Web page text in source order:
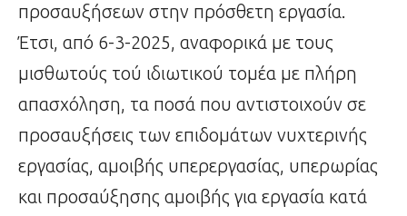
προσαυξήσεων στην πρόσθετη εργασία.
Έτσι, από 6-3-2025, αναφορικά με τους
μισθωτούς τού ιδιωτικού τομέα με πλήρη
απασχόληση, τα ποσά που αντιστοιχούν σε
προσαυξήσεις των επιδομάτων νυχτερινής
εργασίας, αμοιβής υπερεργασίας, υπερωρίας
και προσαύξησης αμοιβής για εργασία κατά